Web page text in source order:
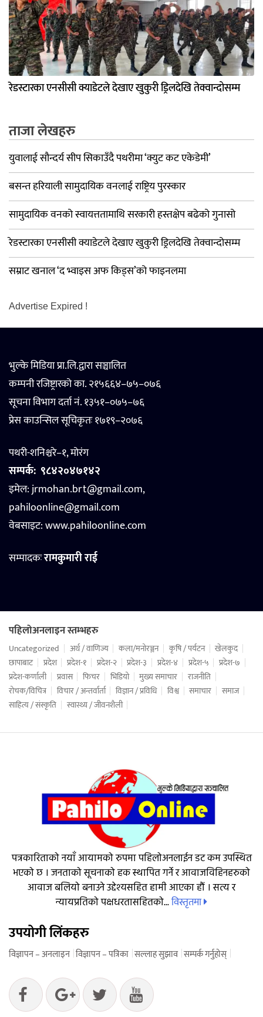
रेडस्टारका एनसीसी क्याडेटले देखाए खुकुरी ड्रिलदेखि तेक्वान्दोसम्म
ताजा लेखहरु
युवालाई सौन्दर्य सीप सिकाउँदै पथरीमा ‘क्युट कट एकेडेमी’
बसन्त हरियाली सामुदायिक वनलाई राष्ट्रिय पुरस्कार
सामुदायिक वनको स्वायत्ततामाथि सरकारी हस्तक्षेप बढेको गुनासो
रेडस्टारका एनसीसी क्याडेटले देखाए खुकुरी ड्रिलदेखि तेक्वान्दोसम्म
सम्राट खनाल ‘द भ्वाइस अफ किड्स’को फाइनलमा
Advertise Expired !
भुल्के मिडिया प्रा.लि.द्वारा सञ्चालित
कम्पनी रजिष्ट्रारको का. २१५६६४–७५–०७६
सूचना विभाग दर्ता नं. १३५१–०७५–७६
प्रेस काउन्सिल सूचिकृतः १७१९–२०७६
पथरी-शनिश्चरे–१, मोरंग
सम्पर्क: ९८४२०४७१४२
इमेल: jrmohan.brt@gmail.com,
pahiloonline@gmail.com
वेबसाइट:www.pahiloonline.com
सम्पादकःरामकुमारी राई
पहिलोअनलाइन स्तम्भहरु
Uncategorized अर्थ / वाणिज्य कला/मनोरञ्जन कृषि / पर्यटन
खेलकुद
छापाबाट
प्रदेश प्रदेश-१ प्रदेश-२ प्रदेश-३ प्रदेश-४ प्रदेश-५
प्रदेश-७
प्रदेश-कर्णाली
प्रवास फिचर भिडियो मुख्य समाचार
राजनीति
रोचक/विचित्र
विचार / अन्तर्वार्ता विज्ञान / प्रविधि विश्व समाचार
समाज
साहित्य / संस्कृति
स्वास्थ्य / जीवनशैली
पत्रकारिताको नयाँ आयामको रुपमा पहिलोअनलाईन डट कम उपस्थित
भएको छ । जनताको सूचनाको हक स्थापित गर्ने र आवाजविहिनहरुको
आवाज बलियो बनाउने उद्देश्यसहित हामी आएका हौं । सत्य र
न्यायप्रतिको पक्षधरतासहितको...विस्तृतमा
उपयोगी लिंकहरु
विज्ञापन – अनलाइन विज्ञापन – पत्रिका सल्लाह सुझाव सम्पर्क गर्नुहोस्